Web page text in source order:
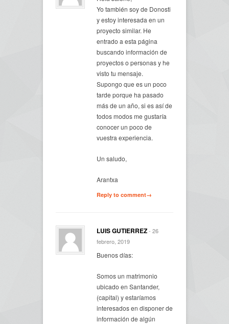
Yo también soy de Donosti
y estoy interesada en un
proyecto similar. He
entrado a esta página
buscando información de
proyectos o personas y he
visto tu mensaje.
Supongo que es un poco
tarde porque ha pasado
más de un año, si es así de
todos modos me gustaría
conocer un poco de
vuestra experiencia.
Un saludo,
Arantxa
Reply to comment→
LUIS GUTIERREZ- 26
febrero, 2019
Buenos días:
Somos un matrimonio
ubicado en Santander,
(capital) y estaríamos
interesados en disponer de
información de algún